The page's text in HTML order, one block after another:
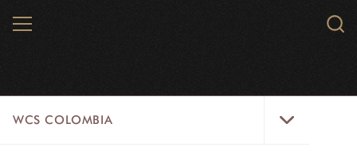
MENU
WCS COLOMBIA